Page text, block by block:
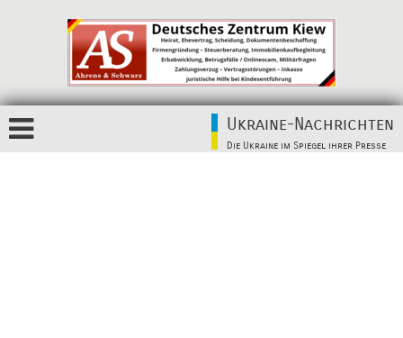
Ukraine-Nachrichten
Die Ukraine im Spiegel ihrer Presse